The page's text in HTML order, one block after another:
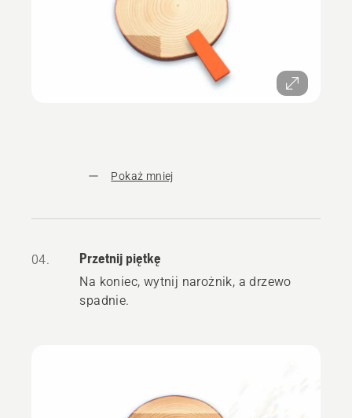
Pokaż mniej
04. Przetnij piętkę
Na koniec, wytnij narożnik, a drzewo
spadnie.